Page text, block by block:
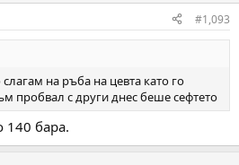
#1,093
на ръба на цевта като го
пробвал с други днес беше сефтето
140 бара.